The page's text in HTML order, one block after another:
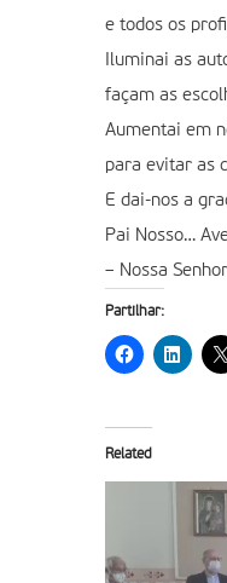
e todos os
Iluminai as
façam as
Aumentai em
para evitar as
E dai-nos a
Pai Nosso…
– Nossa
Partilhar:
Related